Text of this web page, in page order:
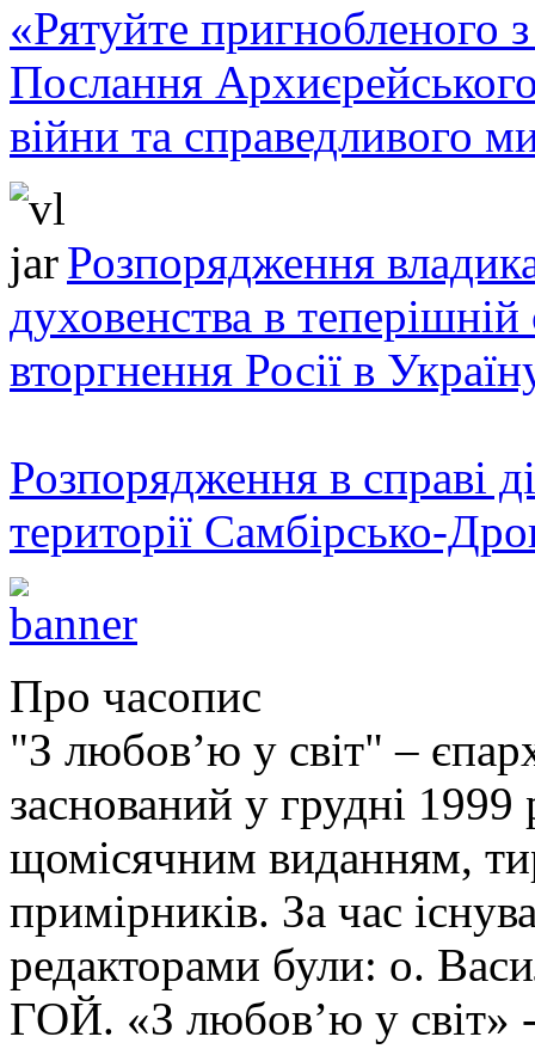
«Рятуйте пригнобленого
Послання
війни та справедливого
Розпорядження
духовенства в теперішній
вторгнення Росії в
Розпорядження в справі
території Самбірсько-
Про часопис
"З любов’ю у світ" –
заснований у грудні
щомісячним виданням,
примірників. За час
редакторами були: о.
ГОЙ. «З любов’ю у світ»